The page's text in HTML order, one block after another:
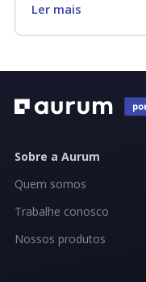
Ler mais
Sobre a Aurum
Quem somos
Trabalhe conosco
Nossos produtos